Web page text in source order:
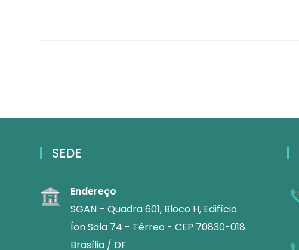
SEDE
Endereço
SGAN – Quadra 601, Bloco H, Edifício
Íon Sala 74 - Térreo - CEP 70830-018
Brasília / DF